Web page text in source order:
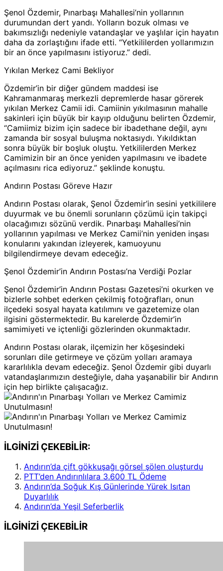
Şenol Özdemir, Pınarbaşı Mahallesi’nin yollarının
durumundan dert yandı. Yolların bozuk olması ve
bakımsızlığı nedeniyle vatandaşlar ve yaşlılar için hayatın
daha da zorlaştığını ifade etti. “Yetkililerden yollarımızın
bir an önce yapılmasını istiyoruz.” dedi.
Yıkılan Merkez Cami Bekliyor
Özdemir’in bir diğer gündem maddesi ise
Kahramanmaraş merkezli depremlerde hasar görerek
yıkılan Merkez Camii idi. Camiinin yıkılmasının mahalle
sakinleri için büyük bir kayıp olduğunu belirten Özdemir,
“Camiimiz bizim için sadece bir ibadethane değil, aynı
zamanda bir sosyal buluşma noktasıydı. Yıkıldıktan
sonra büyük bir boşluk oluştu. Yetkililerden Merkez
Camimizin bir an önce yeniden yapılmasını ve ibadete
açılmasını rica ediyoruz.” şeklinde konuştu.
Andırın Postası Göreve Hazır
Andırın Postası olarak, Şenol Özdemir’in sesini yetkililere
duyurmak ve bu önemli sorunların çözümü için takipçi
olacağımızı sözünü verdik. Pınarbaşı Mahallesi’nin
yollarının yapılması ve Merkez Camii’nin yeniden inşası
konularını yakından izleyerek, kamuoyunu
bilgilendirmeye devam edeceğiz.
Şenol Özdemir’in Andırın Postası’na Verdiği Pozlar
Şenol Özdemir’in Andırın Postası Gazetesi’ni okurken ve
bizlerle sohbet ederken çekilmiş fotoğrafları, onun
ilçedeki sosyal hayata katılımını ve gazetemize olan
ilgisini göstermektedir. Bu karelerde Özdemir’in
samimiyeti ve içtenliği gözlerinden okunmaktadır.
Andırın Postası olarak, ilçemizin her köşesindeki
sorunları dile getirmeye ve çözüm yolları aramaya
kararlılıkla devam edeceğiz. Şenol Özdemir gibi duyarlı
vatandaşlarımızın desteğiyle, daha yaşanabilir bir Andırın
için hep birlikte çalışacağız.
İLGİNİZİ ÇEKEBİLİR:
Andırın’da çift gökkuşağı görsel şölen oluşturdu
PTT’den Andırınlılara 3.600 TL Ödeme
Andırın’da Soğuk Kış Günlerinde Yürek Isıtan
Duyarlılık
Andırın’da Yeşil Seferberlik
İLGİNİZİ ÇEKEBİLİR